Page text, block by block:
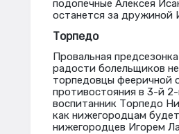
подопечные Алексея
останется за дружиной
Торпедо
Провальная
радости болельщиков
торпедовцы фееричной
противостояния в 3-й
воспитанник Торпедо
как нижегородцам
нижегородцев Игорем